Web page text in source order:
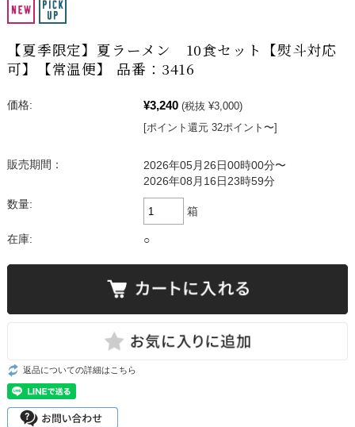
【夏季限定】夏ラーメン 10食セット【熨斗対応
可】【常温便】 品番：3416
価格: ¥3,240 (税抜 ¥3,000)
[ポイント還元 32ポイント〜]
販売期間：
2026年05月26日00時00分〜
2026年08月16日23時59分
数量:
箱
在庫: ○
返品についての詳細はこちら